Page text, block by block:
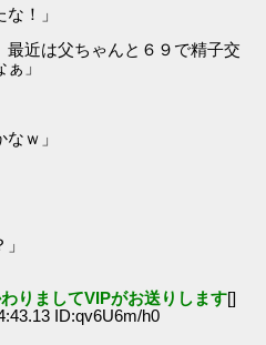
！」
近は父ちゃんと６９で精子交
」
ｗ」
りましてVIPがお送りします[]
ID:qv6U6m/h0